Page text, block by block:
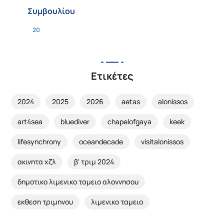
Συμβουλίου
20
Ετικέτες
2024 2025 2026 aetas alonissos
art4sea bluediver chapelofgaya keek
lifesynchrony oceandecade visitalonissos
ακινητα χζλ β' τριμ 2024
δημοτικο λιμενικο ταμειο αλοννησου
εκθεση τριμηνου λιμενικο ταμειο